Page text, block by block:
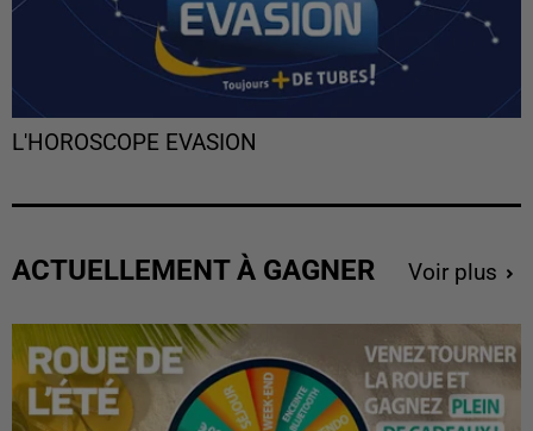
L'HOROSCOPE EVASION
ACTUELLEMENT À GAGNER Voir plus